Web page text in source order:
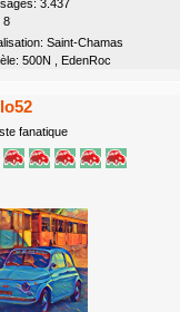
3.437
8
Saint-Chamas
500N , EdenRoc
fanatique